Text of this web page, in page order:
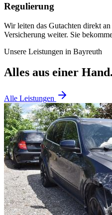
Regulierung
Wir leiten das Gutachten direkt
Versicherung weiter. Sie
Unsere Leistungen in Bayreuth
Alles aus einer Hand.
Alle Leistungen